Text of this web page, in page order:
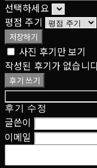
선택하세요
평점 주기
저장하기
사진 후기만 보기
작성된 후기가 없습니
후기 쓰기
후기 수정
글쓴이
이메일